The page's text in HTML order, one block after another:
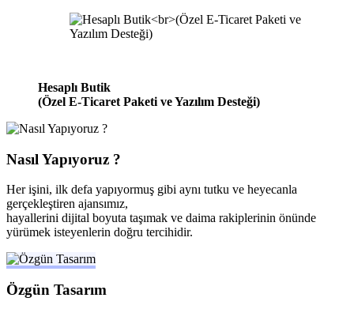
Hesaplı Butik
(Özel E-Ticaret Paketi ve Yazılım Desteği)
Nasıl Yapıyoruz ?
Her işini, ilk defa yapıyormuş gibi aynı tutku ve heyecanla
gerçekleştiren ajansımız,
hayallerini dijital boyuta taşımak ve daima rakiplerinin önünde
yürümek isteyenlerin doğru tercihidir.
Özgün Tasarım